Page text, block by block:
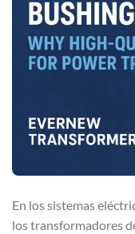
En los sistemas
los transformadores